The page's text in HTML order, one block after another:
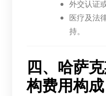
外交认证
医疗及法
持。
四、哈萨
构费用构成